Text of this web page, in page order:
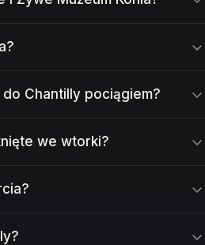
Chantilly pociągiem?
we wtorki?